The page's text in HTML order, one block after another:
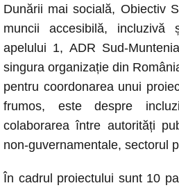
Dunării mai socială, Obiectiv
muncii accesibilă, incluzivă
apelului 1, ADR Sud-
singura organizație din
pentru coordonarea unui
frumos, este despre
colaborarea între autorități
non-guvernamentale, sectorul
În cadrul proiectului sunt 10